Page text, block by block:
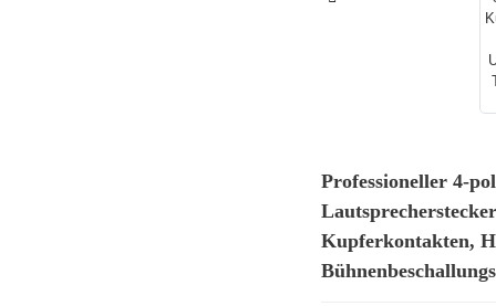
Professioneller 4-
Kupferkontakten,